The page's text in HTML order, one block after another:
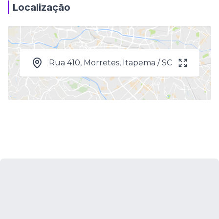
Localização
Rua 410, Morretes, Itapema / SC